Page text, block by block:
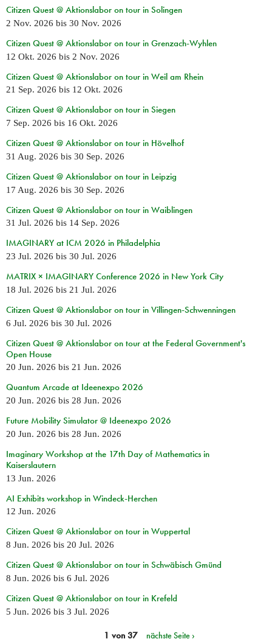
Citizen Quest @ Aktionslabor on tour in Solingen
2 Nov. 2026 bis 30 Nov. 2026
Citizen Quest @ Aktionslabor on tour in Grenzach-Wyhlen
12 Okt. 2026 bis 2 Nov. 2026
Citizen Quest @ Aktionslabor on tour in Weil am Rhein
21 Sep. 2026 bis 12 Okt. 2026
Citizen Quest @ Aktionslabor on tour in Siegen
7 Sep. 2026 bis 16 Okt. 2026
Citizen Quest @ Aktionslabor on tour in Hövelhof
31 Aug. 2026 bis 30 Sep. 2026
Citizen Quest @ Aktionslabor on tour in Leipzig
17 Aug. 2026 bis 30 Sep. 2026
Citizen Quest @ Aktionslabor on tour in Waiblingen
31 Jul. 2026 bis 14 Sep. 2026
IMAGINARY at ICM 2026 in Philadelphia
23 Jul. 2026 bis 30 Jul. 2026
MATRIX × IMAGINARY Conference 2026 in New York City
18 Jul. 2026 bis 21 Jul. 2026
Citizen Quest @ Aktionslabor on tour in Villingen-Schwenningen
6 Jul. 2026 bis 30 Jul. 2026
Citizen Quest @ Aktionslabor on tour at the Federal Government's
Open House
20 Jun. 2026 bis 21 Jun. 2026
Quantum Arcade at Ideenexpo 2026
20 Jun. 2026 bis 28 Jun. 2026
Future Mobility Simulator @ Ideenexpo 2026
20 Jun. 2026 bis 28 Jun. 2026
Imaginary Workshop at the 17th Day of Mathematics in
Kaiserslautern
13 Jun. 2026
AI Exhibits workshop in Windeck-Herchen
12 Jun. 2026
Citizen Quest @ Aktionslabor on tour in Wuppertal
8 Jun. 2026 bis 20 Jul. 2026
Citizen Quest @ Aktionslabor on tour in Schwäbisch Gmünd
8 Jun. 2026 bis 6 Jul. 2026
Citizen Quest @ Aktionslabor on tour in Krefeld
5 Jun. 2026 bis 3 Jul. 2026
1 von 37 nächste Seite ›